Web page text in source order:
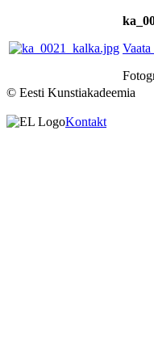
© Eesti Kunstiakadeemia
Kontakt